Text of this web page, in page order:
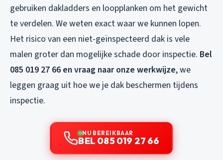
gebruiken dakladders en loopplanken om het gewicht
te verdelen. We weten exact waar we kunnen lopen.
Het risico van een niet-geïnspecteerd dak is vele
malen groter dan mogelijke schade door inspectie. Bel
085 019 27 66 en vraag naar onze werkwijze, we
leggen graag uit hoe we je dak beschermen tijdens
inspectie.
NU BEREIKBAAR
BEL 085 019 27 66